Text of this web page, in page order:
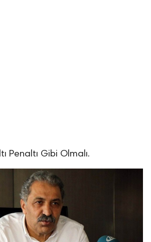
Penaltı Gibi Olmalı.